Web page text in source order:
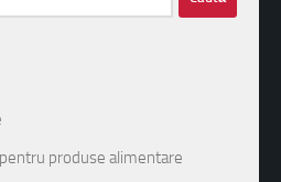
produse alimentare